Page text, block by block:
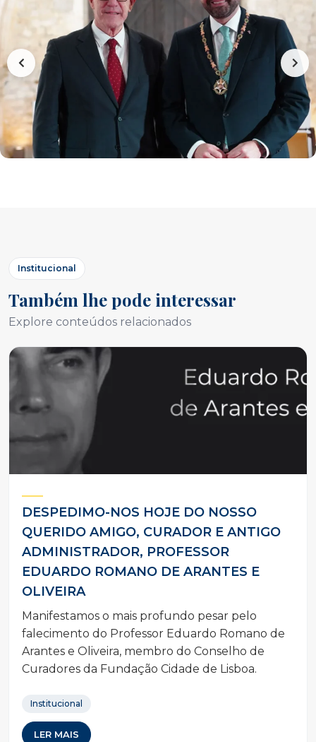
Institucional
Também lhe pode interessar
Explore conteúdos relacionados
DESPEDIMO-NOS HOJE DO NOSSO
QUERIDO AMIGO, CURADOR E ANTIGO
ADMINISTRADOR, PROFESSOR
EDUARDO ROMANO DE ARANTES E
OLIVEIRA
Manifestamos o mais profundo pesar pelo
falecimento do Professor Eduardo Romano de
Arantes e Oliveira, membro do Conselho de
Curadores da Fundação Cidade de Lisboa.
Institucional
LER MAIS